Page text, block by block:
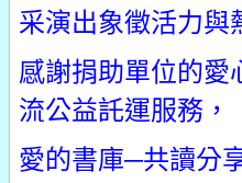
采演出象徵活力與
感謝捐助單位的愛
流公益託運服務，
愛的書庫─共讀分